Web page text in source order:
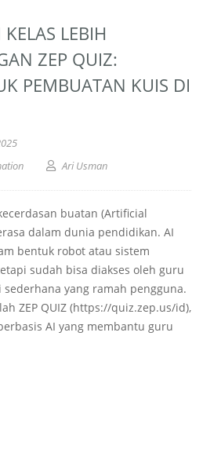
LEBIH
ZEP QUIZ:
PEMBUATAN KUIS DI
Ari Usman
buatan (Artificial
dalam dunia pendidikan. AI
bentuk robot atau sistem
sudah bisa diakses oleh guru
yang ramah pengguna.
ZEP QUIZ (https://quiz.zep.us/id),
AI yang membantu guru